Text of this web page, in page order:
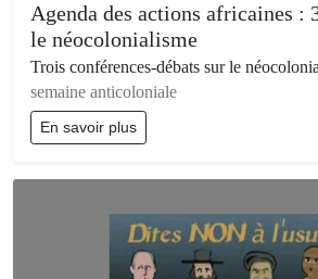
Agenda des actions africaines :
le néocolonialisme
Trois conférences-débats sur le
semaine anticoloniale
En savoir plus